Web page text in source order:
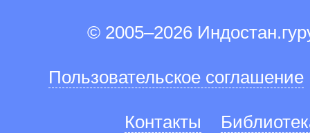
© 2005–2026
Пользовательское соглашение
Контакты